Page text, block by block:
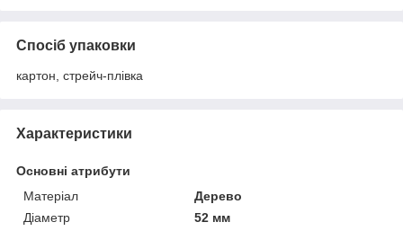
Спосіб упаковки
картон, стрейч-плівка
Характеристики
Основні атрибути
Матеріал
Дерево
Діаметр
52 мм